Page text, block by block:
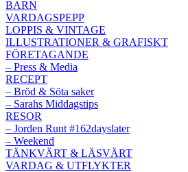
BARN
VARDAGSPEPP
LOPPIS & VINTAGE
ILLUSTRATIONER & GRAFISKT
FÖRETAGANDE
– Press & Media
RECEPT
– Bröd & Söta saker
– Sarahs Middagstips
RESOR
– Jorden Runt #162dayslater
– Weekend
TÄNKVÄRT & LÄSVÄRT
VARDAG & UTFLYKTER